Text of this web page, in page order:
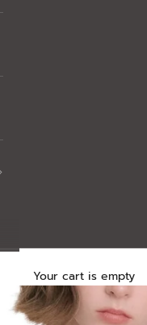
Your cart is empty